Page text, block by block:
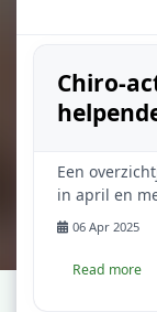
Chiro-
Een
in april en
06 Apr 2025
Read more